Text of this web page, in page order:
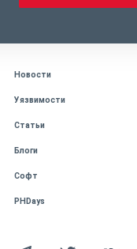
Новости
Уязвимости
Статьи
Блоги
Софт
PHDays